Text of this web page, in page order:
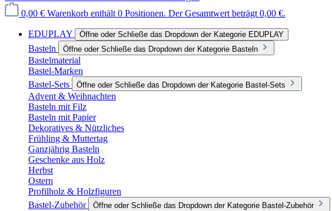
0,00 € Warenkorb enthält 0 Positionen. Der Gesamtwert beträgt 0,00 €.
EDUPLAY Öffne oder Schließe das Dropdown der Kategorie EDUPLAY
Basteln Öffne oder Schließe das Dropdown der Kategorie Basteln
Bastelmaterial
Bastel-Marken
Bastel-Sets
Öffne oder Schließe das Dropdown der Kategorie Bastel-Sets
Advent & Weihnachten
Basteln mit Filz
Basteln mit Papier
Dekoratives & Nützliches
Frühling & Muttertag
Ganzjährig Basteln
Geschenke aus Holz
Herbst
Ostern
Profilholz & Holzfiguren
Bastel-Zubehör
Öffne oder Schließe das Dropdown der Kategorie Bastel-Zubehör